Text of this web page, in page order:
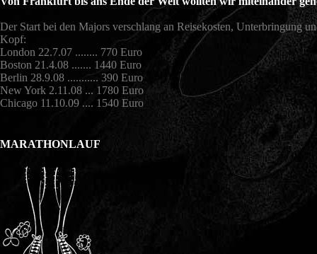
Der Start bei den Majors verschlang an Reisekosten, Unterbringung
Kopf:
London 22.7.07 ........ 770 Euro
Boston 21.4.08 ....... 1440 Euro
Berlin 28.9.08 ........... 390 Euro
New York 2.11.08 ... 1780 Euro
Chicago 11.10.09 .... 1540 Euro
MARATHONLAUF